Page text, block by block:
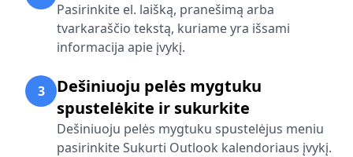
Pasirinkite el. laišką, pranešimą arba
tvarkaraščio tekstą, kuriame yra išsami
informacija apie įvykį.
3
Dešiniuoju pelės mygtuku
spustelėkite ir sukurkite
Dešiniuoju pelės mygtuku spustelėjus meniu
pasirinkite Sukurti Outlook kalendoriaus įvykį.